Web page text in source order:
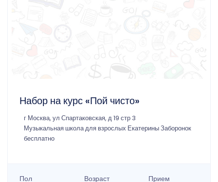
Набор на курс «Пой чисто»
г Москва, ул Спартаковская, д 19 стр 3
Музыкальная школа для взрослых Екатерины Заборонок
бесплатно
Пол Возраст Прием